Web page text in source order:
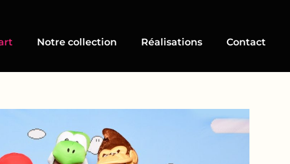
Notre collection Réalisations Contact